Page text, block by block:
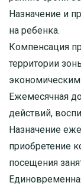
Назначение и
на ребенка.
Компенсация
территории
экономическим
Ежемесячная
действий,
Назначение
приобретение
посещения